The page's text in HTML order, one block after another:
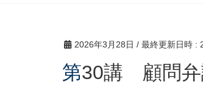
2026年3月28日 / 最終更新日時 :
第30講 顧問弁護士は何をしてくれるのか｜“問題